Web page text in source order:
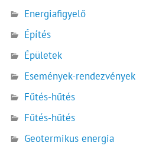
Energiafigyelő
Építés
Épületek
Események-rendezvények
Fűtés-hűtés
Fűtés-hűtés
Geotermikus energia